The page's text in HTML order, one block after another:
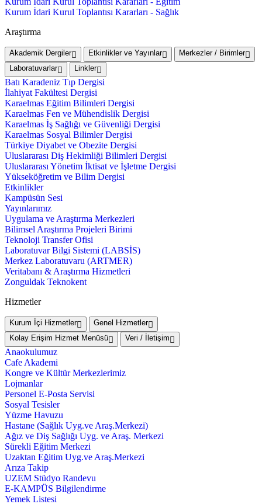
Kurum İdari Kurul Toplantısı Kararları - Sağlık
Araştırma
Akademik Dergiler Etkinlikler ve Yayınlar
Merkezler / Birimler
Laboratuvarlar
Linkler
Batı Karadeniz Tıp Dergisi
İlahiyat Fakültesi Dergisi
Karaelmas Eğitim Bilimleri Dergisi
Karaelmas Fen ve Mühendislik Dergisi
Karaelmas İş Sağlığı ve Güvenliği Dergisi
Karaelmas Sosyal Bilimler Dergisi
Türkiye Diyabet ve Obezite Dergisi
Uluslararası Diş Hekimliği Bilimleri Dergisi
Uluslararası Yönetim İktisat ve İşletme Dergisi
Yükseköğretim ve Bilim Dergisi
Etkinlikler
Kampüsün Sesi
Yayınlarımız
Uygulama ve Araştırma Merkezleri
Bilimsel Araştırma Projeleri Birimi
Teknoloji Transfer Ofisi
Laboratuvar Bilgi Sistemi (LABSİS)
Merkez Laboratuvaru (ARTMER)
Veritabanı & Araştırma Hizmetleri
Zonguldak Teknokent
Hizmetler
Kurum İçi Hizmetler
Genel Hizmetler
Kolay Erişim Hizmet Menüsü
Veri / İletişim
Anaokulumuz
Cafe Akademi
Kongre ve Kültür Merkezlerimiz
Lojmanlar
Personel E-Posta Servisi
Sosyal Tesisler
Yüzme Havuzu
Hastane (Sağlık Uyg.ve Araş.Merkezi)
Ağız ve Diş Sağlığı Uyg. ve Araş. Merkezi
Sürekli Eğitim Merkezi
Uzaktan Eğitim Uyg.ve Araş.Merkezi
Arıza Takip
UZEM Stüdyo Randevu
E-KAMPÜS Bilgilendirme
Yemek Listesi